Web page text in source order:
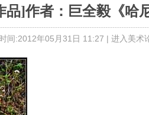
品]作者：巨全毅《哈
间:2012年05月31日 11:27 | 进入美术